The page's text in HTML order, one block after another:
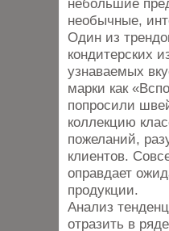
небольшие
необычные,
Один из
кондитерских
узнаваемых
марки как
попросили
коллекцию
пожеланий,
клиентов.
оправдает
продукции.
Анализ
отразить в